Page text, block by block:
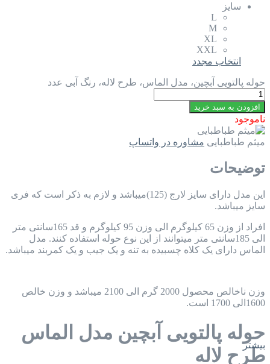
سایز
L
M
XL
XXL
انتخاب مجدد
حوله پالتویی آبچین، مدل الماس، طرح لاله، رنگ آبی عدد
افزودن به سبد خرید
ناموجود
میثم طباطبایی مشاوره در واتساپ
توضیحات
این مدل دارای سایز لارج (125)میباشد و لازم به ذکر است که فری
سایز میباشد.
افراد از وزن 65 کیلوگرم الی وزن 95 کیلوگرم و قد 165سانتی متر
الی 185سانتی متر میتوانند از این نوع حوله استفاده کنند. مدل
الماس دارای یک کلاه چسبیده به تنه و یک جیب و یک کمربند میباشد.
وزن ناخالص محصول 2000 گرم الی 2100 میباشد و وزن خالص
1600الی 1700 است.
حوله پالتویی آبچین مدل الماس
طرح لاله
بیشتر